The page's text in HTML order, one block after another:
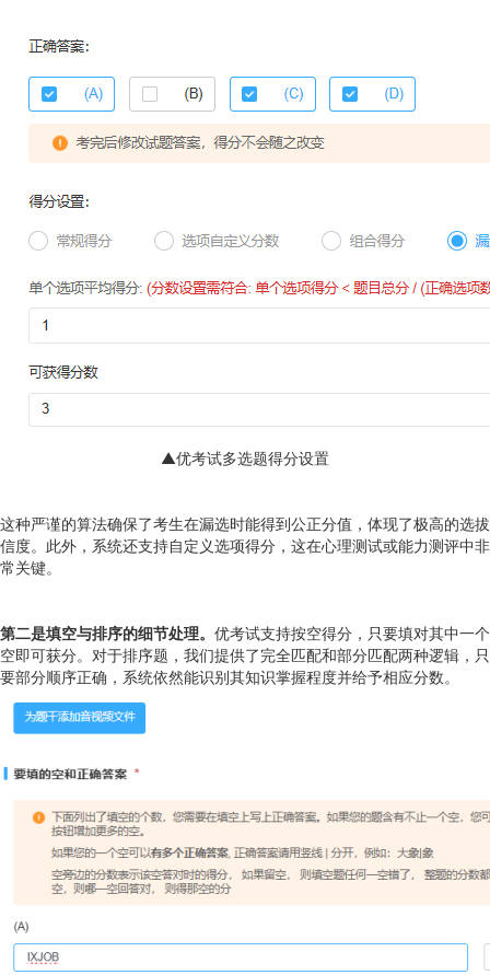
▲优考试多选题得分设置
这种严谨的算法确保了考生在漏选时能得到公正分值，体现了极高的选拔
信度。此外，系统还支持自定义选项得分，这在心理测试或能力测评中非
常关键。
第二是填空与排序的细节处理。 优考试支持按空得分，只要填对其中一个
空即可获分。对于排序题，我们提供了完全匹配和部分匹配两种逻辑，只
要部分顺序正确，系统依然能识别其知识掌握程度并给予相应分数。